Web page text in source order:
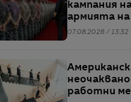
кампания
армията
07.08.2026 / 13:32
работни